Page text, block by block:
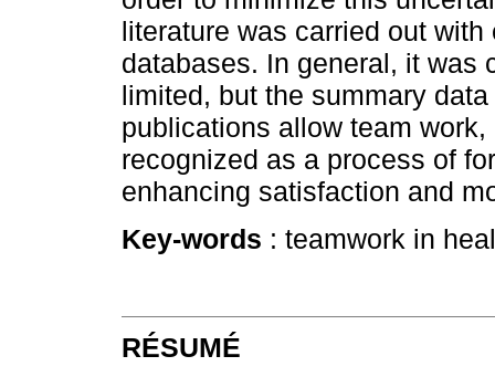
literature was carried out
databases. In general, it was
limited, but the summary
publications allow team
recognized as a process of
enhancing satisfaction and
Key-words : teamwork in
RÉSUMÉ